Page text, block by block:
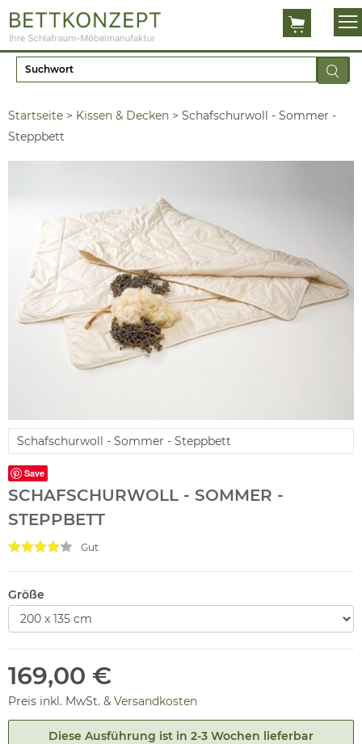
Startseite > Kissen & Decken > Schafschurwoll - Sommer -
Steppbett
Schafschurwoll - Sommer - Steppbett
Save
SCHAFSCHURWOLL - SOMMER -
STEPPBETT
Gut
Größe
169,00 €
Preis inkl. MwSt. & Versandkosten
Diese Ausführung ist in 2-3 Wochen lieferbar